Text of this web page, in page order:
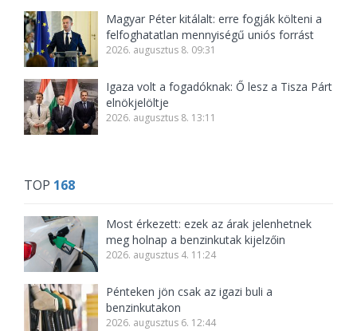
Magyar Péter kitálalt: erre fogják költeni a
felfoghatatlan mennyiségű uniós forrást
2026. augusztus 8. 09:31
Igaza volt a fogadóknak: Ő lesz a Tisza Párt
elnökjelöltje
2026. augusztus 8. 13:11
TOP 168
Most érkezett: ezek az árak jelenhetnek
meg holnap a benzinkutak kijelzőin
2026. augusztus 4. 11:24
Pénteken jön csak az igazi buli a
benzinkutakon
2026. augusztus 6. 12:44